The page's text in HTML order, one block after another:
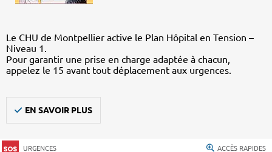
Le CHU de Montpellier active le Plan Hôpital en Tension –
Niveau 1.
Pour garantir une prise en charge adaptée à chacun,
appelez le 15 avant tout déplacement aux urgences.
EN SAVOIR PLUS
URGENCES ACCÈS RAPIDES